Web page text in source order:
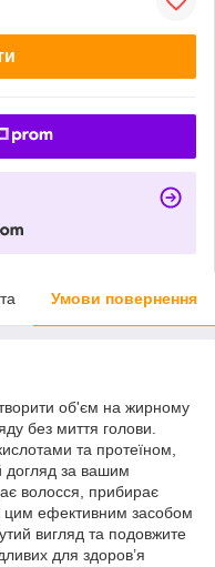
Умови повернення
об'єм на жирному
без миття голови.
та протеїном,
догляд за вашим
волосся, прибирає
цим ефективним засобом
вигляд та подовжите
для здоров’я